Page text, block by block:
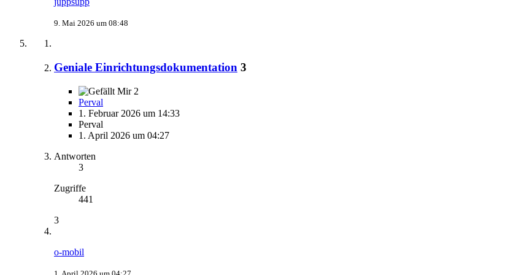
9. Mai 2026 um 08:48
Geniale Einrichtungsdokumentation 3
2
Perval
1. Februar 2026 um 14:33
Perval
1. April 2026 um 04:27
Antworten
3
Zugriffe
441
3
o-mobil